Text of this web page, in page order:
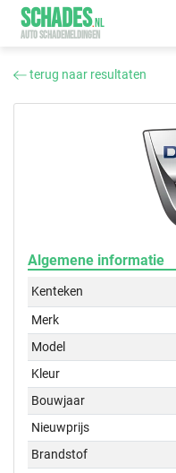
SCHADES.NL
AUTO SCHADEMELDINGEN
terug naar resultaten
Algemene informatie
Kenteken
Merk
Model
Kleur
Bouwjaar
Nieuwprijs
Brandstof